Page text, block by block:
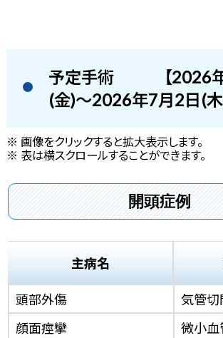
予定手術
【2026
(金)～2026年7月2日(木)
※ 画像をクリックすると拡大表示します。
※ 表は横スクロールすることができます。
開頭症例
主病名
頭部外傷
気管切
顔面痙攣
微小